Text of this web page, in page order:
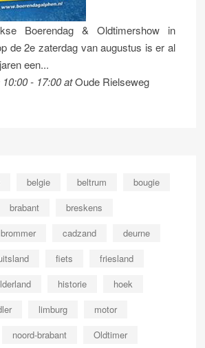
Boerendag & Oldtimershow in
de 2e zaterdag van augustus is er al
een...
- 17:00atOude Rielseweg
belgie beltrum
bougie
brabant
breskens
brommer cadzand
deurne
fiets
friesland
historie
hoek
limburg
motor
noord-brabant
Oldtimer